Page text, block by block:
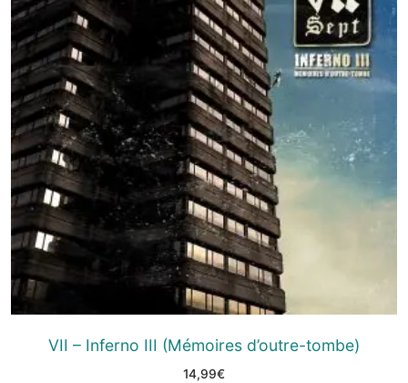
VII – Inferno III (Mémoires d’outre-tombe)
14,99€